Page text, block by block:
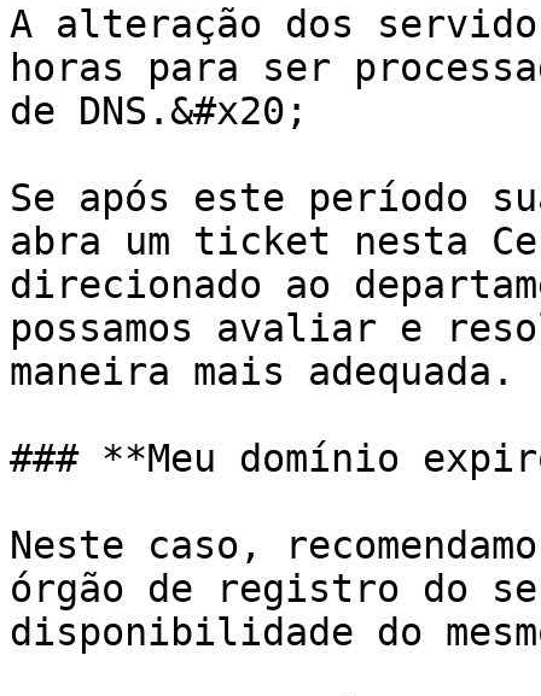
A alteração dos
horas para ser
de DNS.&#x20;
Se após este período
abra um ticket nesta
direcionado ao
possamos avaliar e
maneira mais adequada.
### **Meu domínio
Neste caso,
órgão de registro do
disponibilidade do